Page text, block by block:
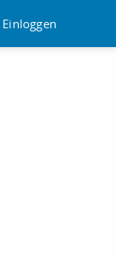
Einloggen